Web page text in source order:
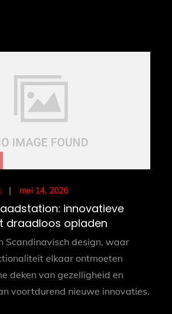
Posted
on
mei 14, 2026
innovatieve
draadloos opladen
Scandinavisch design, waar
elkaar ontmoeten
deken van gezelligheid en
voortdurend nieuwe innovaties.